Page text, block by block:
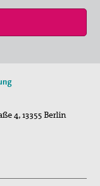
in Ze…
…
4,13355 Berlin